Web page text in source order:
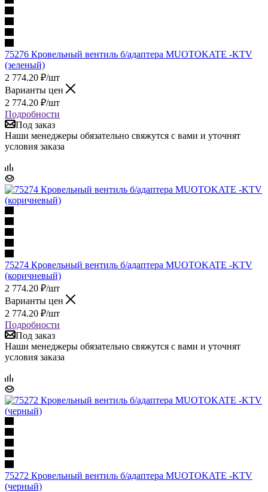
75276 Кровельный вентиль б/адаптера MUOTOKATE -KTV
(зеленый)
2 774.20 ₽/шт
Варианты цен
2 774.20 ₽/шт
Подробности
Под заказ
Наши менеджеры обязательно свяжутся с вами и уточнят
условия заказа
75274 Кровельный вентиль б/адаптера MUOTOKATE -KTV
(коричневый)
2 774.20 ₽/шт
Варианты цен
2 774.20 ₽/шт
Подробности
Под заказ
Наши менеджеры обязательно свяжутся с вами и уточнят
условия заказа
75272 Кровельный вентиль б/адаптера MUOTOKATE -KTV
(черный)